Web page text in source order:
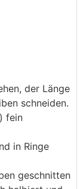
der Länge
schneiden.
fein
in Ringe
geschnitten